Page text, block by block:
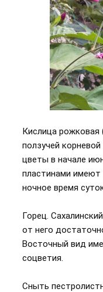
Кислица рожковая
ползучей
цветы в начале
пластинами имеют
ночное время
Горец.
от него
Восточный вид
соцветия.
Сныть